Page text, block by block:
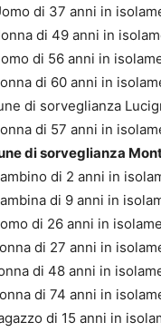
di 37 anni in
di 49 anni in
di 56 anni in
di 60 anni in
di sorveglianza
di 57 anni in
di sorveglianza
di 2 anni in
di 9 anni in
di 26 anni in
di 27 anni in
di 48 anni in
di 74 anni in
di 15 anni in